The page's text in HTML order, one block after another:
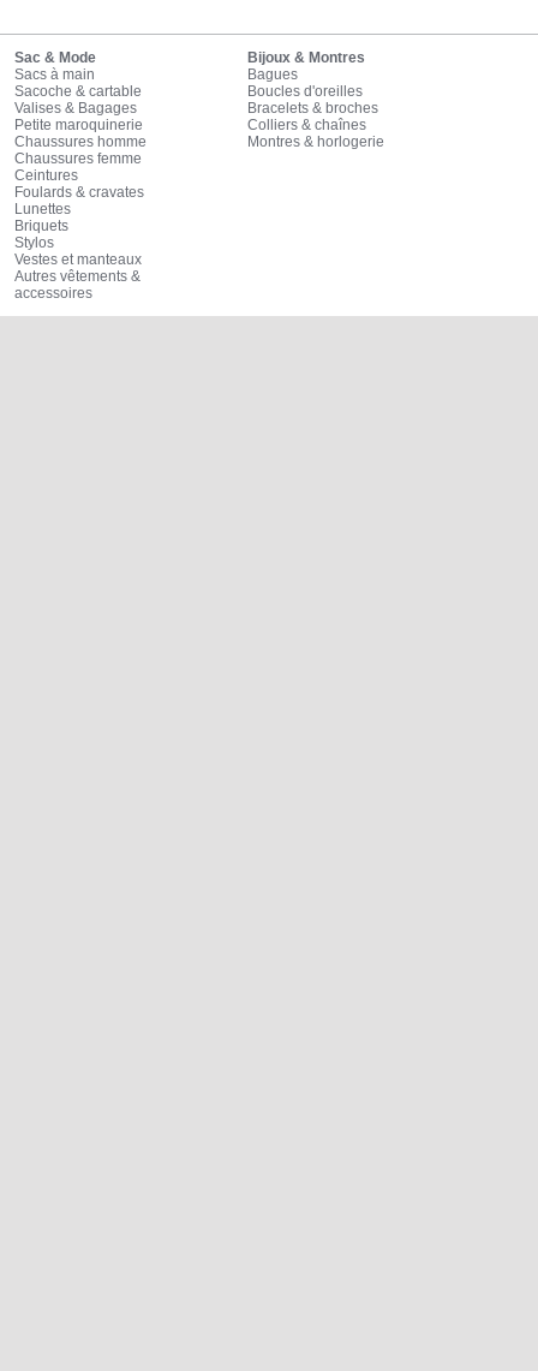
Sac & Mode
Sacs à main
Sacoche & cartable
Valises & Bagages
Petite maroquinerie
Chaussures homme
Chaussures femme
Ceintures
Foulards & cravates
Lunettes
Briquets
Stylos
Vestes et manteaux
Autres vêtements &
accessoires
Bijoux & Montres
Bagues
Boucles d'oreilles
Bracelets & broches
Colliers & chaînes
Montres & horlogerie